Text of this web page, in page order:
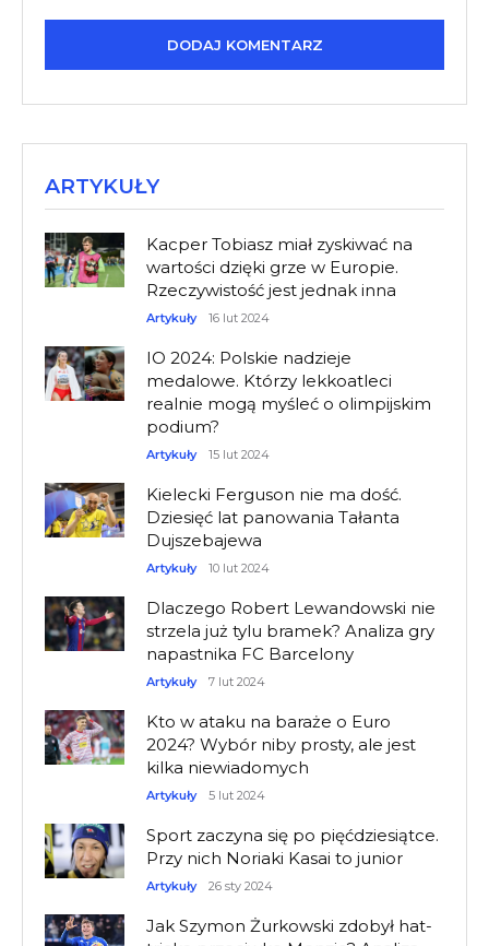
ARTYKUŁY
Kacper Tobiasz miał zyskiwać na
wartości dzięki grze w Europie.
Rzeczywistość jest jednak inna
Artykuły 16 lut 2024
IO 2024: Polskie nadzieje
medalowe. Którzy lekkoatleci
realnie mogą myśleć o olimpijskim
podium?
Artykuły 15 lut 2024
Kielecki Ferguson nie ma dość.
Dziesięć lat panowania Tałanta
Dujszebajewa
Artykuły 10 lut 2024
Dlaczego Robert Lewandowski nie
strzela już tylu bramek? Analiza gry
napastnika FC Barcelony
Artykuły 7 lut 2024
Kto w ataku na baraże o Euro
2024? Wybór niby prosty, ale jest
kilka niewiadomych
Artykuły 5 lut 2024
Sport zaczyna się po pięćdziesiątce.
Przy nich Noriaki Kasai to junior
Artykuły 26 sty 2024
Jak Szymon Żurkowski zdobył hat-